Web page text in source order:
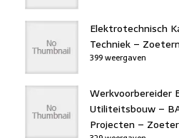
Elektrotechnisch
Techniek –
399 weergaven
Werkvoorbereider
Utiliteitsbouw –
Projecten –